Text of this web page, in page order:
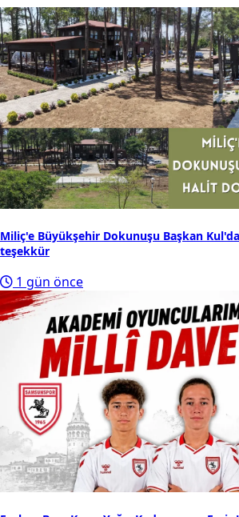
Miliç'e Büyükşehir Dokunuşu Başkan
teşekkür
1 gün önce